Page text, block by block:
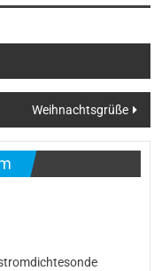
Weihnachtsgrüße